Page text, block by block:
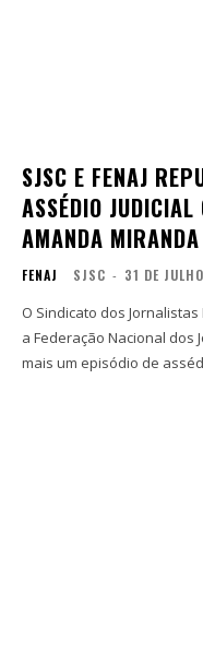
SJSC E FENAJ
ASSÉDIO
AMANDA MIRANDA
FENAJ SJSC - 31 DE
O Sindicato dos
a Federação Nacional dos
mais um episódio de